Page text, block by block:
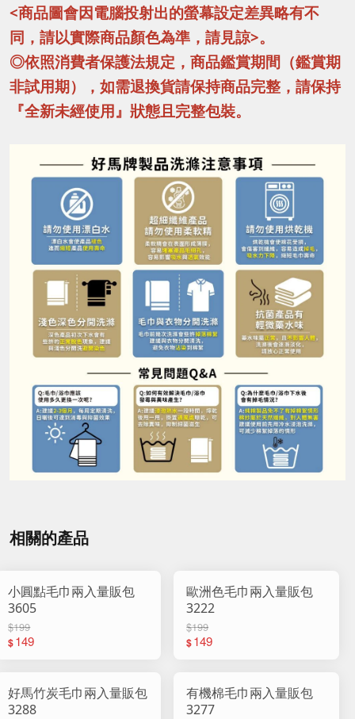
<商品圖會因電腦投射出的螢幕設定差異略有不
同，請以實際商品顏色為準，請見諒>。
◎依照消費者保護法規定，商品鑑賞期間（鑑賞期
非試用期），如需退換貨請保持商品完整，請保持
『全新未經使用』狀態且完整包裝。
相關的產品
小圓點毛巾兩入量販包
3605
$199
$149
歐洲色毛巾兩入量販包
3222
$199
$149
好馬竹炭毛巾兩入量販包
3288
有機棉毛巾兩入量販包
3277